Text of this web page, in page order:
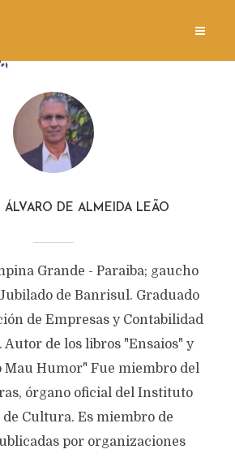
ÁLVARO DE ALMEIDA LEÃO
Grande - Paraiba; gaucho
de Banrisul. Graduado
de Empresas y Contabilidad
Autor de los libros "Ensaios" y
Mau Humor" Fue miembro del
órgano oficial del Instituto
Cultura. Es miembro de
por organizaciones